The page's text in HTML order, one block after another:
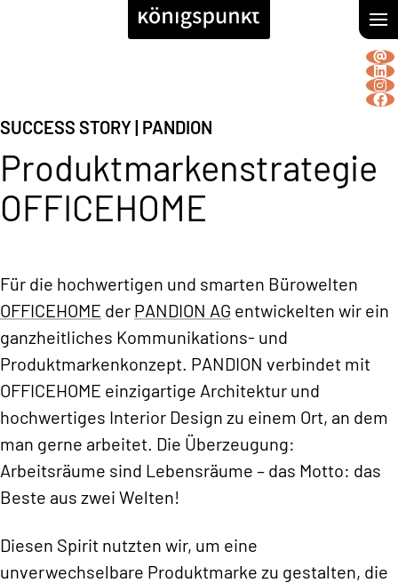
SUCCESS STORY| PANDION
Produktmarkenstrategie
OFFICEHOME
Für die hochwertigen und smarten Bürowelten
OFFICEHOME der PANDION AG entwickelten wir ein
ganzheitliches Kommunikations- und
Produktmarkenkonzept. PANDION verbindet mit
OFFICEHOME einzigartige Architektur und
hochwertiges Interior Design zu einem Ort, an dem
man gerne arbeitet. Die Überzeugung:
Arbeitsräume sind Lebensräume – das Motto: das
Beste aus zwei Welten!
Diesen Spirit nutzten wir, um eine
unverwechselbare Produktmarke zu gestalten, die